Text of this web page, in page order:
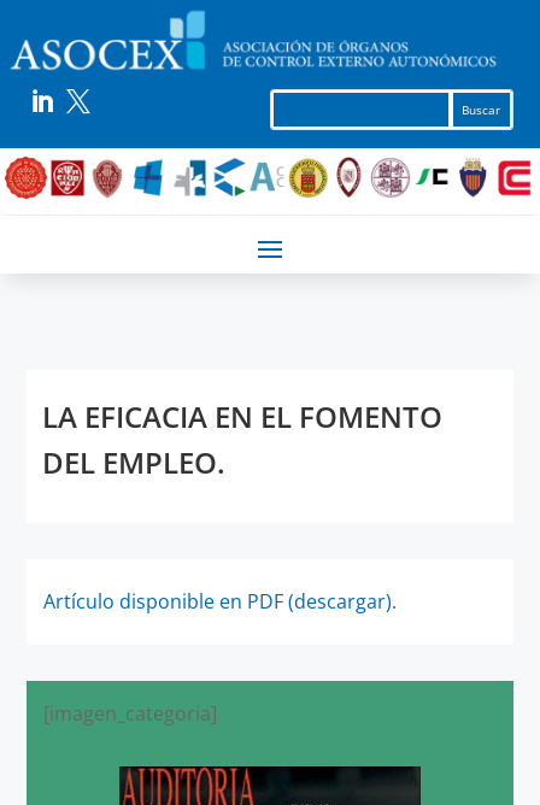
 
LA EFICACIA EN EL FOMENTO
DEL EMPLEO.
Artículo disponible en PDF (descargar).
[imagen_categoria]